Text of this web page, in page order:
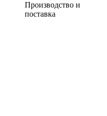
Производство и
поставка